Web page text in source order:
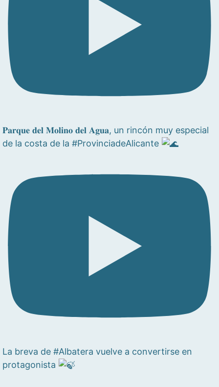
𝐏𝐚𝐫𝐪𝐮𝐞 𝐝𝐞𝐥 𝐌𝐨𝐥𝐢𝐧𝐨 𝐝𝐞𝐥 𝐀𝐠𝐮𝐚, un rincón muy especial
de la costa de la #ProvinciadeAlicante
La breva de #Albatera vuelve a convertirse en
protagonista